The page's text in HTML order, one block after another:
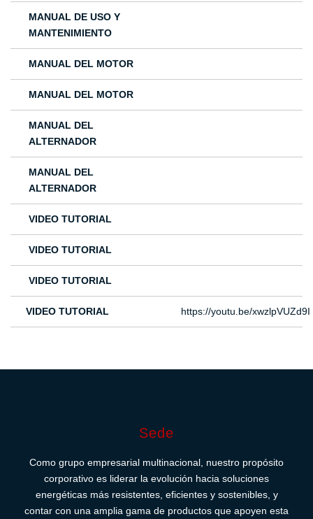
MANUAL DE USO Y
MANTENIMIENTO
MANUAL DEL MOTOR
MANUAL DEL MOTOR
MANUAL DEL
ALTERNADOR
MANUAL DEL
ALTERNADOR
VIDEO TUTORIAL
VIDEO TUTORIAL
VIDEO TUTORIAL
VIDEO TUTORIAL https://youtu.be/xwzlpVUZd9I
Sede
Como grupo empresarial multinacional, nuestro propósito
corporativo es liderar la evolución hacia soluciones
energéticas más resistentes, eficientes y sostenibles, y
contar con una amplia gama de productos que apoyen esta